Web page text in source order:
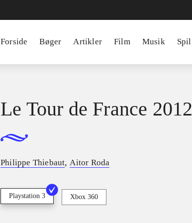
Forside Bøger Artikler Film Musik Spil
Le Tour de France 2012
Philippe Thiebaut,Aitor Roda
Playstation 3 Xbox 360